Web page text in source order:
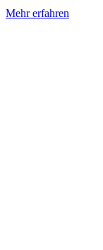
Mehr erfahren